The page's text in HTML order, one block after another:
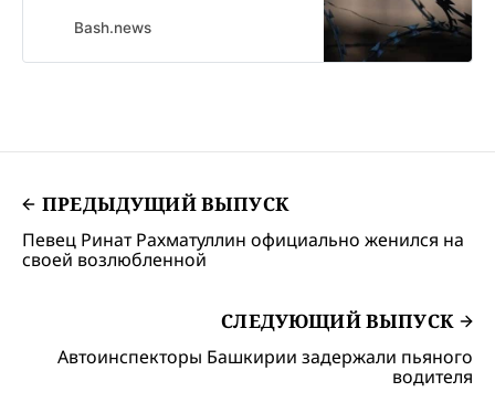
частного дома более 12 часов.
Bash.news
ПРЕДЫДУЩИЙ ВЫПУСК
Певец Ринат Рахматуллин официально женился на
своей возлюбленной
СЛЕДУЮЩИЙ ВЫПУСК
Автоинспекторы Башкирии задержали пьяного
водителя